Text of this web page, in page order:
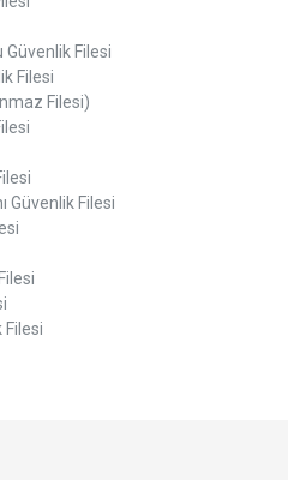
Filesi
Filesi
Filesi)
Güvenlik Filesi
Filesi